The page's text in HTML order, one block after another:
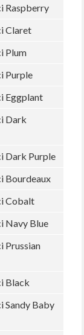
Raspberry
Claret
Plum
Purple
Eggplant
Dark
Dark Purple
Bourdeaux
Cobalt
Navy Blue
Prussian
Black
Sandy Baby